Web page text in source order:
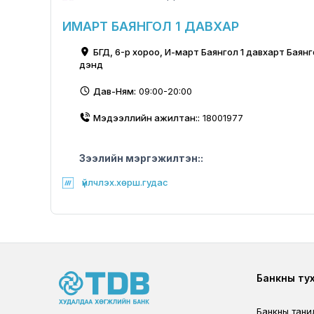
ИМАРТ БАЯНГОЛ 1 ДАВХАР
БГД, 6-р хороо, И-март Баянгол 1 давхарт
үүдэнд
Дав-Ням: 09:00-20:00
Мэдээллийн ажилтан:: 18001977
Зээлийн мэргэжилтэн::
үйлчлэх.хөрш.гудас
Банкны
Банкны